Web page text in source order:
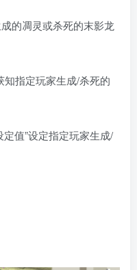
的凋灵或杀死的末影龙
知指定玩家生成/杀死的
值”设定指定玩家生成/